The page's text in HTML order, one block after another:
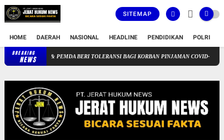
SITEMAP
HOME DAERAH NASIONAL HEADLINE PENDIDIKAN POLRI
BREAKING
NEWS
OJK & PEMDA BERI TOLERANSI BAGI KORBAN PINJAMAN COVID-19 & NASABAH